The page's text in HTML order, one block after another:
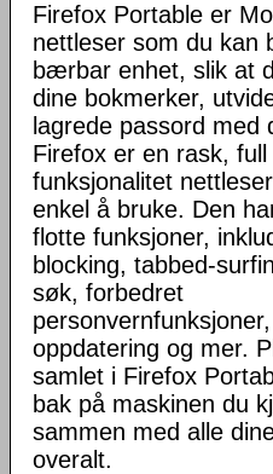
Firefox Portable er
nettleser som du kan
bærbar enhet, slik at
dine bokmerker,
lagrede passord med
Firefox er en rask, full
funksjonalitet
enkel å bruke. Den
flotte funksjoner,
blocking, tabbed-
søk, forbedret
oppdatering og mer.
samlet i Firefox
bak på maskinen du
sammen med alle
overalt.